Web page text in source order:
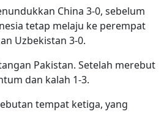
China 3-0, sebelum
tetap melaju ke perempat
Uzbekistan 3-0.
Pakistan. Setelah merebut
dan kalah 1-3.
tempat ketiga, yang